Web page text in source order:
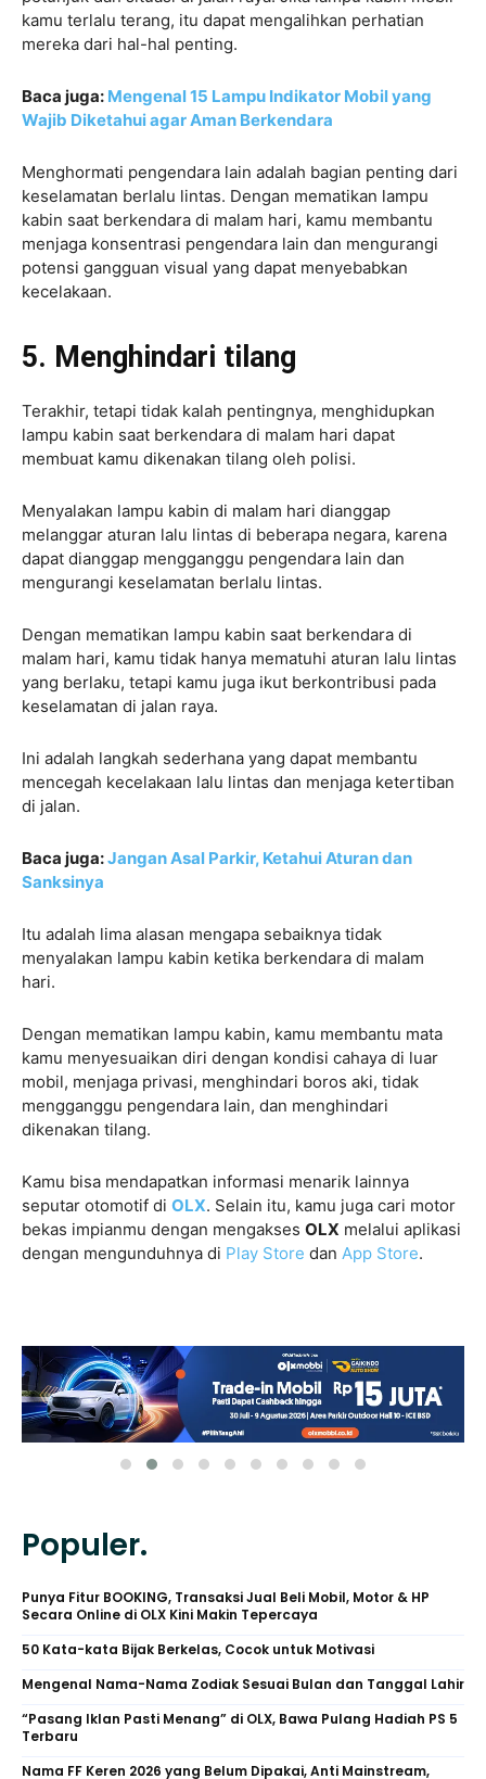
kamu terlalu terang, itu dapat mengalihkan perhatian
mereka dari hal-hal penting.
Baca juga: Mengenal 15 Lampu Indikator Mobil yang
Wajib Diketahui agar Aman Berkendara
Menghormati pengendara lain adalah bagian penting dari
keselamatan berlalu lintas. Dengan mematikan lampu
kabin saat berkendara di malam hari, kamu membantu
menjaga konsentrasi pengendara lain dan mengurangi
potensi gangguan visual yang dapat menyebabkan
kecelakaan.
5. Menghindari tilang
Terakhir, tetapi tidak kalah pentingnya, menghidupkan
lampu kabin saat berkendara di malam hari dapat
membuat kamu dikenakan tilang oleh polisi.
Menyalakan lampu kabin di malam hari dianggap
melanggar aturan lalu lintas di beberapa negara, karena
dapat dianggap mengganggu pengendara lain dan
mengurangi keselamatan berlalu lintas.
Dengan mematikan lampu kabin saat berkendara di
malam hari, kamu tidak hanya mematuhi aturan lalu lintas
yang berlaku, tetapi kamu juga ikut berkontribusi pada
keselamatan di jalan raya.
Ini adalah langkah sederhana yang dapat membantu
mencegah kecelakaan lalu lintas dan menjaga ketertiban
di jalan.
Baca juga:Jangan Asal Parkir, Ketahui Aturan dan
Sanksinya
Itu adalah lima alasan mengapa sebaiknya tidak
menyalakan lampu kabin ketika berkendara di malam
hari.
Dengan mematikan lampu kabin, kamu membantu mata
kamu menyesuaikan diri dengan kondisi cahaya di luar
mobil, menjaga privasi, menghindari boros aki, tidak
mengganggu pengendara lain, dan menghindari
dikenakan tilang.
Kamu bisa mendapatkan informasi menarik lainnya
seputar otomotif di OLX. Selain itu, kamu juga cari motor
bekas impianmu dengan mengakses OLX melalui aplikasi
dengan mengunduhnya di Play Store dan App Store.
Populer.
Punya Fitur BOOKING, Transaksi Jual Beli Mobil, Motor & HP
Secara Online di OLX Kini Makin Tepercaya
50 Kata-kata Bijak Berkelas, Cocok untuk Motivasi
Mengenal Nama-Nama Zodiak Sesuai Bulan dan Tanggal Lahir
“Pasang Iklan Pasti Menang” di OLX, Bawa Pulang Hadiah PS 5
Terbaru
Nama FF Keren 2026 yang Belum Dipakai, Anti Mainstream,